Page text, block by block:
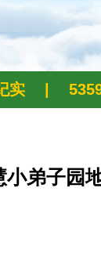
实
小弟子园